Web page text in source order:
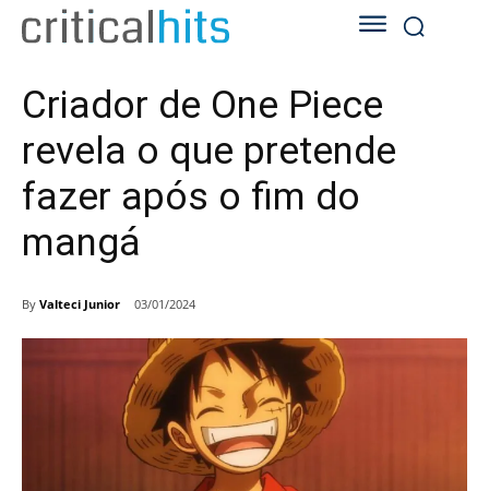
Criador de One Piece
revela o que pretende
fazer após o fim do
mangá
By Valteci Junior 03/01/2024